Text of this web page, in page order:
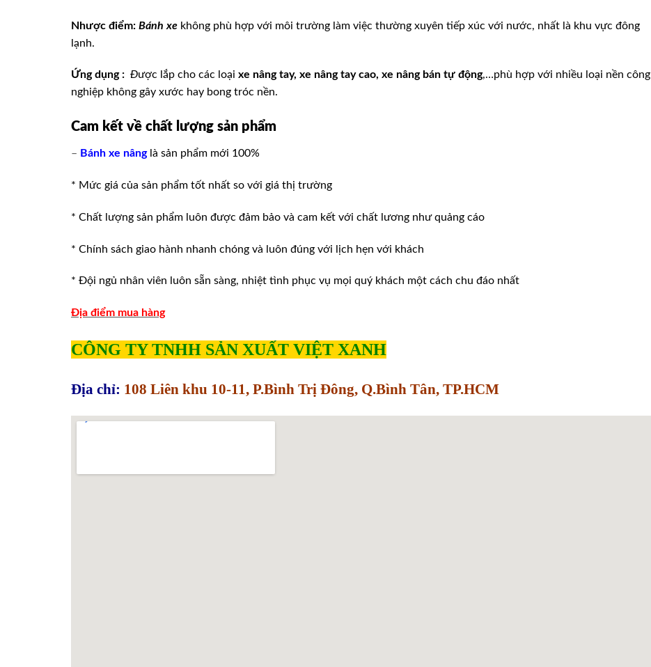
Nhược điểm: Bánh xe không phù hợp với môi trường làm việc thường xuyên tiếp xúc với nước, nhất là khu vực đông
lạnh.
Ứng dụng : Được lắp cho các loại xe nâng tay, xe nâng tay cao, xe nâng bán tự động,…phù hợp với nhiều loại nền công
nghiệp không gây xước hay bong tróc nền.
Cam kết về chất lượng sản phẩm
– Bánh xe nânglà sản phẩm mới 100%
* Mức giá của sản phẩm tốt nhất so với giá thị trường
* Chất lượng sản phẩm luôn được đảm bảo và cam kết với chất lương như quảng cáo
* Chính sách giao hành nhanh chóng và luôn đúng với lịch hẹn với khách
* Đội ngủ nhân viên luôn sẵn sàng, nhiệt tình phục vụ mọi quý khách một cách chu đáo nhất
Địa điểm mua hàng
CÔNG TY TNHH SẢN XUẤT VIỆT XANH
Địa chỉ: 108 Liên khu 10-11, P.Bình Trị Đông, Q.Bình Tân, TP.HCM